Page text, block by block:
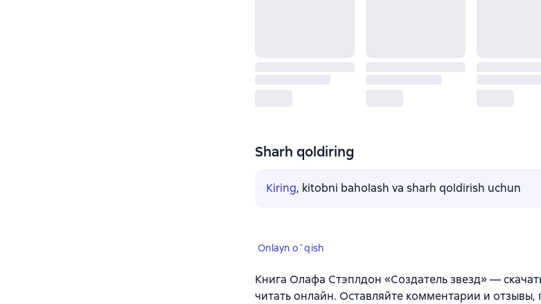
Sharh qoldiring
Kiring, kitobni baholash va sharh qoldirish uchun
Onlayn o`qish
Книга Олафа Стэплдон «Создатель звезд» —
читать онлайн. Оставляйте комментарии и отзывы,